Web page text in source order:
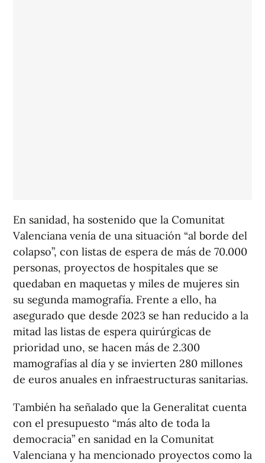
En sanidad, ha sostenido que la Comunitat
Valenciana venía de una situación “al borde del
colapso”, con listas de espera de más de 70.000
personas, proyectos de hospitales que se
quedaban en maquetas y miles de mujeres sin
su segunda mamografía. Frente a ello, ha
asegurado que desde 2023 se han reducido a la
mitad las listas de espera quirúrgicas de
prioridad uno, se hacen más de 2.300
mamografías al día y se invierten 280 millones
de euros anuales en infraestructuras sanitarias.
También ha señalado que la Generalitat cuenta
con el presupuesto “más alto de toda la
democracia” en sanidad en la Comunitat
Valenciana y ha mencionado proyectos como la